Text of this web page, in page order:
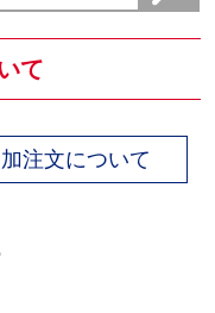
て
注文について